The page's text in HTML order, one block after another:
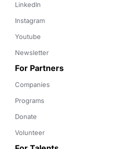
LinkedIn
Instagram
Youtube
Newsletter
For Partners
Companies
Programs
Donate
Volunteer